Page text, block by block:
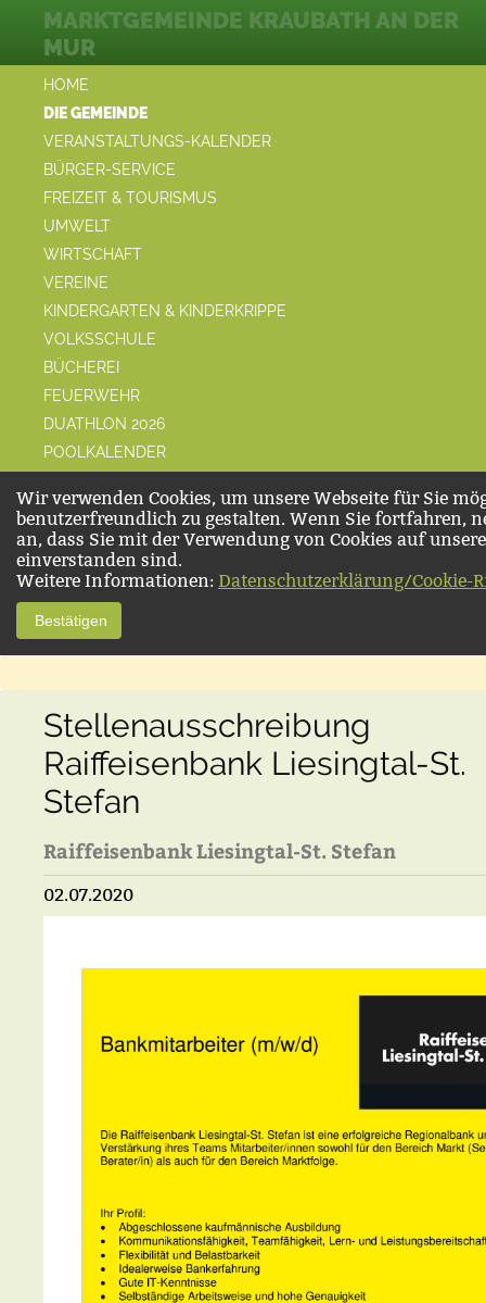
HOME
DIE GEMEINDE
VERANSTALTUNGS-KALENDER
BÜRGER-SERVICE
FREIZEIT & TOURISMUS
UMWELT
WIRTSCHAFT
VEREINE
KINDERGARTEN & KINDERKRIPPE
VOLKSSCHULE
BÜCHEREI
FEUERWEHR
DUATHLON 2026
POOLKALENDER
MARKTGEMEINDE KRAUBATH AN DER
MUR
Wir verwenden Cookies, um unsere Webseite für Sie
benutzerfreundlich zu gestalten. Wenn Sie fortfahren,
an, dass Sie mit der Verwendung von Cookies auf
einverstanden sind.
Weitere Informationen: Datenschutzerklärung/Cookie-
Bestätigen
Stellenausschreibung
Raiffeisenbank Liesingtal-St.
Stefan
Raiffeisenbank Liesingtal-St. Stefan
02.07.2020